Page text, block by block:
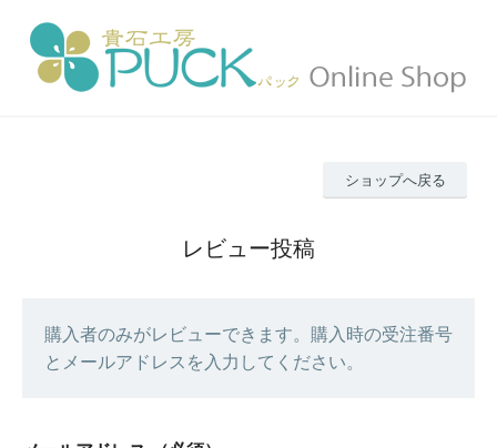
ショップへ戻る
レビュー投稿
購入者のみがレビューできます。購入時の受注番号
とメールアドレスを入力してください。